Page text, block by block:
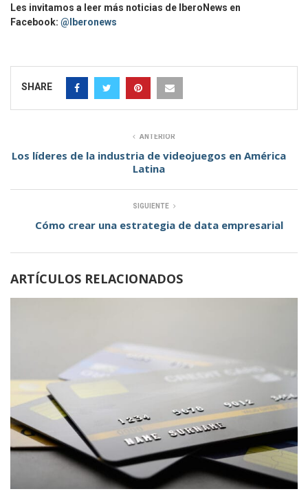
Les invitamos a leer más noticias de IberoNews en
Facebook: @Iberonews
SHARE
ANTERIOR
Los líderes de la industria de videojuegos en América
Latina
SIGUIENTE
Cómo crear una estrategia de data empresarial
ARTÍCULOS RELACIONADOS